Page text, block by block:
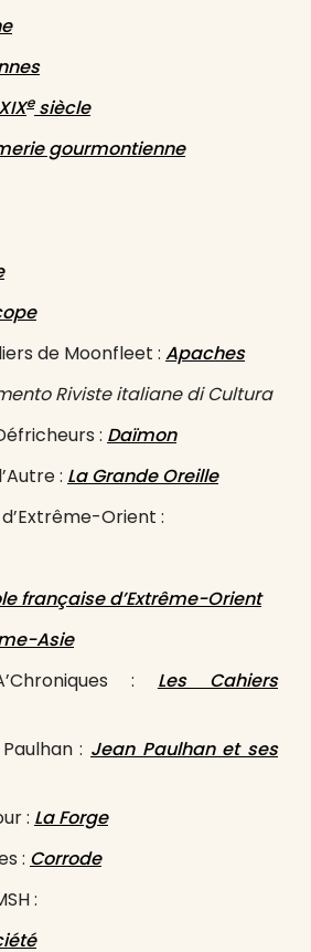
esiècle
gourmontienne
de Moonfleet : Apaches
Riviste italiane di Cultura
: Daïmon
: La Grande Oreille
Orient :
française d’Extrême-Orient
Asie
: Les Cahiers
: Jean Paulhan et ses
: La Forge
: Corrode
: